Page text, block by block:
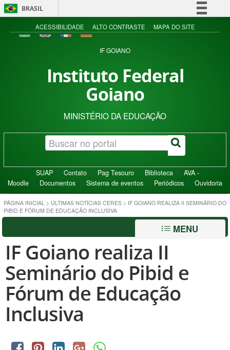
BRASIL
Simplifique!
Acesso à informação
ACESSIBILIDADE ALTO CONTRASTE MAPA DO SITE
IF GOIANO
Instituto Federal
Goiano
MINISTÉRIO DA EDUCAÇÃO
SUAP Contato Pag Tesouro Biblioteca
AVA -
Moodle
Documentos Sistema de eventos Periódicos Ouvidoria
PÁGINA INICIAL > ÚLTIMAS NOTÍCIAS CERES > IF GOIANO REALIZA II SEMINÁRIO DO
PIBID E FÓRUM DE EDUCAÇÃO INCLUSIVA
MENU
IF Goiano realiza II
Seminário do Pibid e
Fórum de Educação
Inclusiva